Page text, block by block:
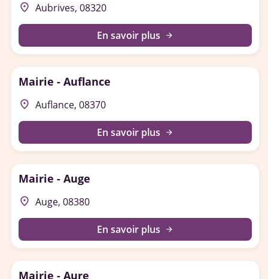
place Aubrives, 08320
En savoir plus arrow_forward
Mairie - Auflance
place Auflance, 08370
En savoir plus arrow_forward
Mairie - Auge
place Auge, 08380
En savoir plus arrow_forward
Mairie - Aure